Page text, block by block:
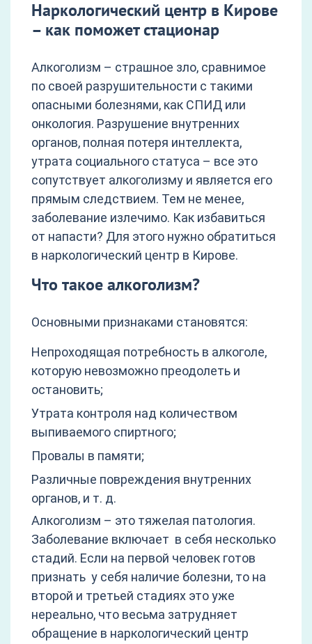
Наркологический центр в Кирове
– как поможет стационар
Алкоголизм – страшное зло, сравнимое
по своей разрушительности с такими
опасными болезнями, как СПИД или
онкология. Разрушение внутренних
органов, полная потеря интеллекта,
утрата социального статуса – все это
сопутствует алкоголизму и является его
прямым следствием. Тем не менее,
заболевание излечимо. Как избавиться
от напасти? Для этого нужно обратиться
в наркологический центр в Кирове.
Что такое алкоголизм?
Основными признаками становятся:
Непроходящая потребность в алкоголе,
которую невозможно преодолеть и
остановить;
Утрата контроля над количеством
выпиваемого спиртного;
Провалы в памяти;
Различные повреждения внутренних
органов, и т. д.
Алкоголизм – это тяжелая патология.
Заболевание включает в себя несколько
стадий. Если на первой человек готов
признать у себя наличие болезни, то на
второй и третьей стадиях это уже
нереально, что весьма затрудняет
обращение в наркологический центр